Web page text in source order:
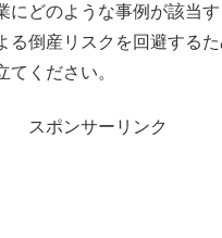
にどのような事例が該当
る倒産リスクを回避する
てください。
スポンサーリンク